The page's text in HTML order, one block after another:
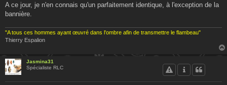
A ce jour, je n'en connais qu'un parfaitement identique, à l'exception de la
bannière.
"A tous ces hommes ayant œuvré dans l'ombre afin de transmettre le flambeau"
Thierry Espalion
Jasmina31
Spécialiste RLC